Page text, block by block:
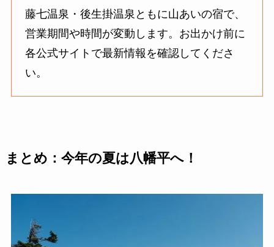
藤七温泉・後生掛温泉ともに山あいの宿で、
営業期間や時間が変動します。お出かけ前に
各公式サイトで最新情報を確認してくださ
い。
まとめ：今年の夏は八幡平へ！